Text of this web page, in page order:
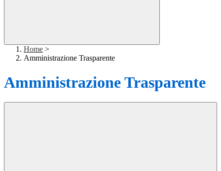
Home >
Amministrazione Trasparente
Amministrazione Trasparente